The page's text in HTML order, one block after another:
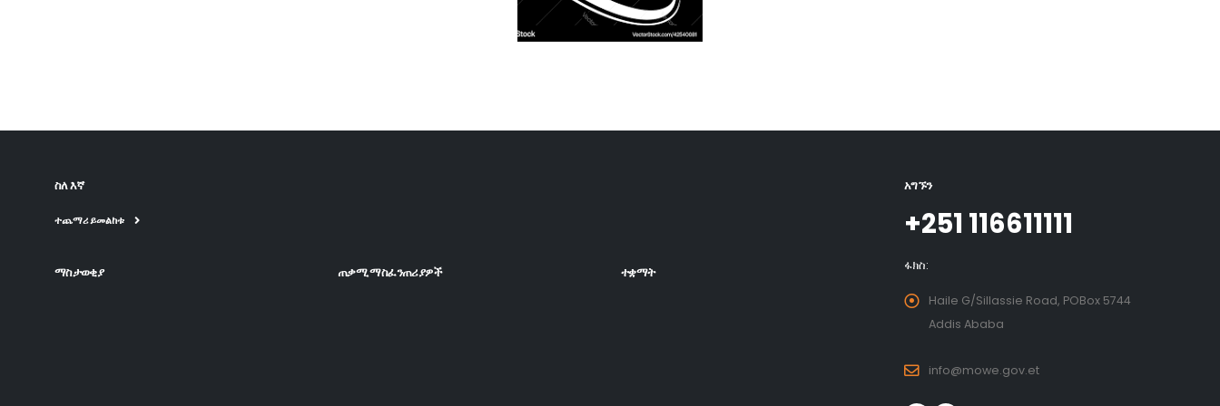
ስለ እኛ
ተጨማሪ ይመልከቱ
ማስታወቂያ ጠቃሚ ማስፈንጠሪያዎች ተቋማት
አግኙን
+251 116611111
ፋክስ:
Haile G/Sillassie Road, POBox 5744
Addis Ababa
info@mowe.gov.et